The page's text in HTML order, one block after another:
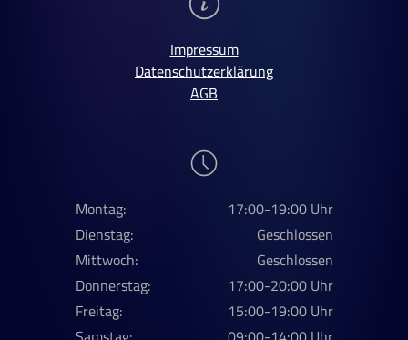
Impressum
Datenschutzerklärung
AGB
Montag:
17:00-19:00 Uhr
Dienstag:
Geschlossen
Mittwoch:
Geschlossen
Donnerstag:
17:00-20:00 Uhr
Freitag:
15:00-19:00 Uhr